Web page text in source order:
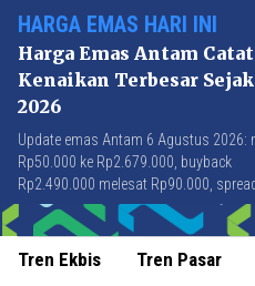
HARGA EMAS HARI INI
Harga Emas Antam Catat
Kenaikan Terbesar
2026
Update emas Antam 6 Agustus 2026:
Rp50.000 ke Rp2.679.000, buyback
Rp2.490.000 melesat Rp90.000,
Rp189.000 tersempit sejak awal April
Tren Ekbis Tren Pasar